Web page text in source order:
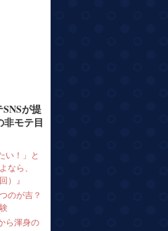
が提
モテ目
い！」と
なら、
）』
のが吉？
ら渾身の